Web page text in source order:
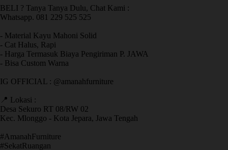
BELI ? Tanya Tanya Dulu, Chat Kami :
Whatsapp. 081 229 525 525
- Material Kayu Mahoni Solid
- Cat Halus, Rapi
- Harga Termasuk Biaya Pengiriman P. JAWA
- Bisa Custom Warna
IG OFFICIAL : @amanahfurniture
📍 Lokasi :
Desa Sekuro RT 08/RW 02
Kec. Mlonggo - Kota Jepara, Jawa Tengah
​#AmanahFurniture
​#SekatRuangan